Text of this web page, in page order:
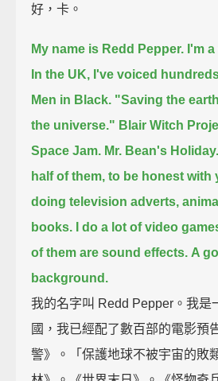
好，卡。
My name is Redd Pepper. I'm
In the UK, I've voiced
Men in Black. "Saving the
the universe." Blair Witch
Space Jam. Mr. Bean's Holiday.
half of them, to be honest with
doing television adverts,
books.
I do a lot of video
of them are sound effects. A
background.
我的名字叫 Redd Pepper。我是
國，我已經配了數百部的電影預
警》。「保護地球不被宇宙的敗